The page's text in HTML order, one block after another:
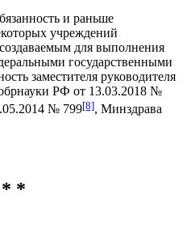
и раньше
учреждений
для выполнения
государственными
заместителя руководителя
РФ от 13.03.2018 №
№ 799[8], Минздрава
*